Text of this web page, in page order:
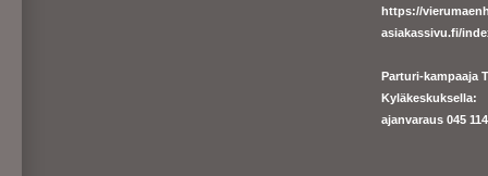
https://
asiakassivu.fi/
Parturi-kampaaja
Kyläkeskuksella:
ajanvaraus 045